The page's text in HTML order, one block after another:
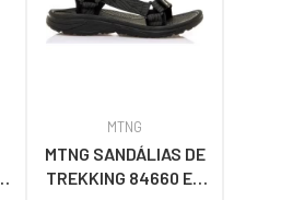
MTNG
MTNG SANDÁLIAS DE
TREKKING 84660 EM